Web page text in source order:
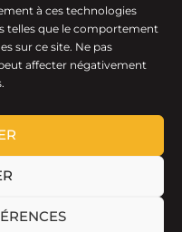
à ces technologies
telles que le comportement
sur ce site. Ne pas
affecter négativement
réservés.